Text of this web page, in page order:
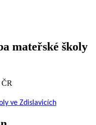
mateřské školy
ve Zdislavicích